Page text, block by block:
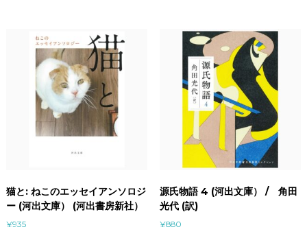
猫と: ねこのエッセイアンソロジ
ー (河出文庫） (河出書房新社）
¥935
源氏物語 4 (河出文庫） / 角田
光代 (訳)
¥880